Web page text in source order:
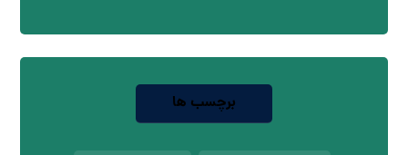
برچسب ها